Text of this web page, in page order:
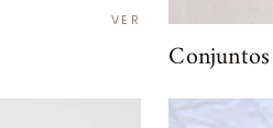
VER
Conjuntos